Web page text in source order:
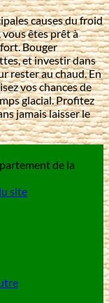
causes du froid
êtes prêt à
Bouger
et investir dans
rester au chaud. En
vos chances de
glacial. Profitez
jamais laisser le
de la
site